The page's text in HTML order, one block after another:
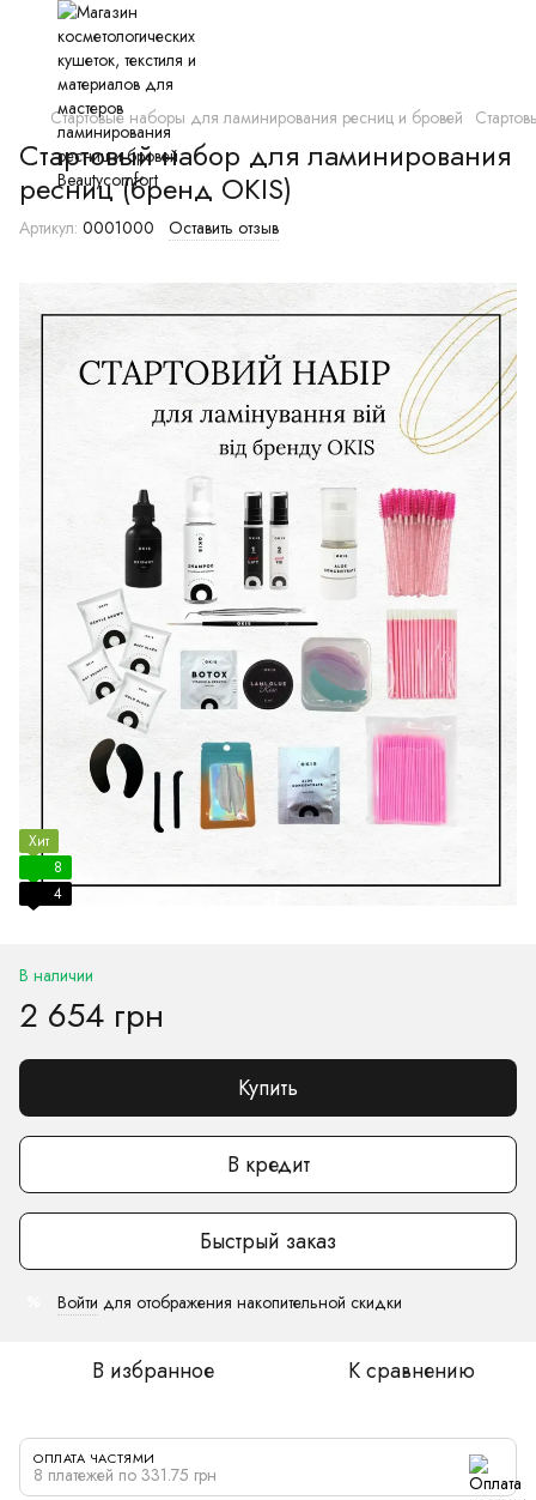
Стартовые наборы для ламинирования ресниц и бровей
Стартовый набор для ламинирования
ресниц (бренд OKIS)
Артикул: 0001000 Оставить отзыв
Хит
8
4
В наличии
2 654 грн
Купить
В кредит
Быстрый заказ
Войти для отображения накопительной скидки
В избранное К сравнению
ОПЛАТА ЧАСТЯМИ
8 платежей по 331.75 грн